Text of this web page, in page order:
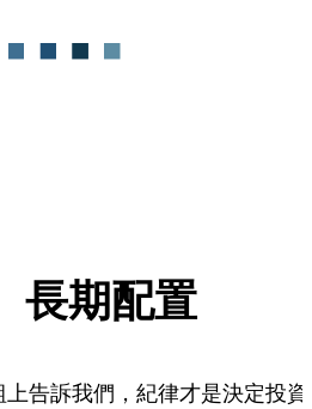
長期配置
上告訴我們，紀律才是決定投資